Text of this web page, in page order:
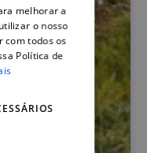
melhorar a
o nosso
com todos os
Política de